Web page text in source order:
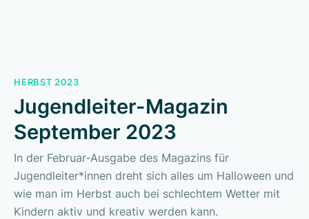
HERBST 2023
Jugendleiter-Magazin
September 2023
In der Februar-Ausgabe des Magazins für
Jugendleiter*innen dreht sich alles um Halloween und
wie man im Herbst auch bei schlechtem Wetter mit
Kindern aktiv und kreativ werden kann.